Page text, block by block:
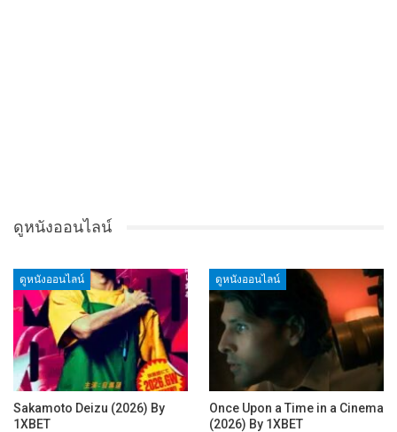
ดูหนังออนไลน์
ดูหนังออนไลน์
Sakamoto Deizu (2026) By
1XBET
ดูหนังออนไลน์
Once Upon a Time in a Cinema
(2026) By 1XBET